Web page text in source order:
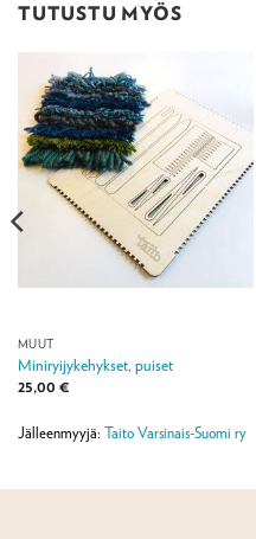
TUTUSTU MYÖS
MUUT
Miniryijykehykset, puiset
25,00 €
Jälleenmyyjä: Taito Varsinais-Suomi ry